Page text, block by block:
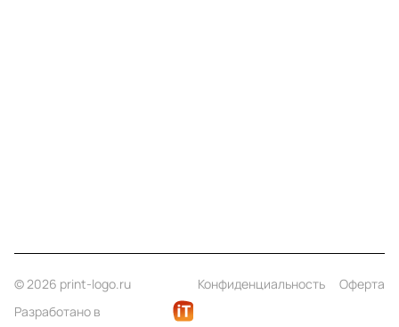
© 2026 print-logo.ru Конфиденциальность
Оферта
Разработано в